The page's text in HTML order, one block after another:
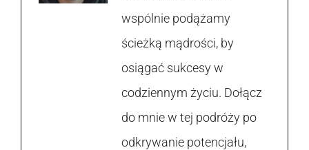
wspólnie podążamy
ścieżką mądrości, by
osiągać sukcesy w
codziennym życiu. Dołącz
do mnie w tej podróży po
odkrywanie potencjału,